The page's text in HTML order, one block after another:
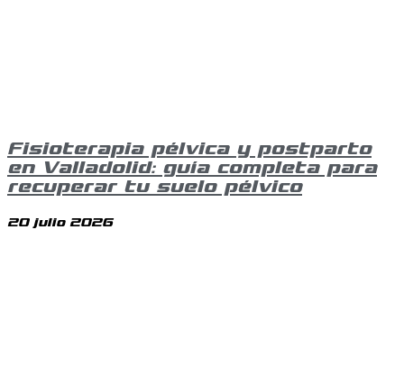
Fisioterapia pélvica y postparto
en Valladolid: guía completa para
recuperar tu suelo pélvico
20 julio 2026